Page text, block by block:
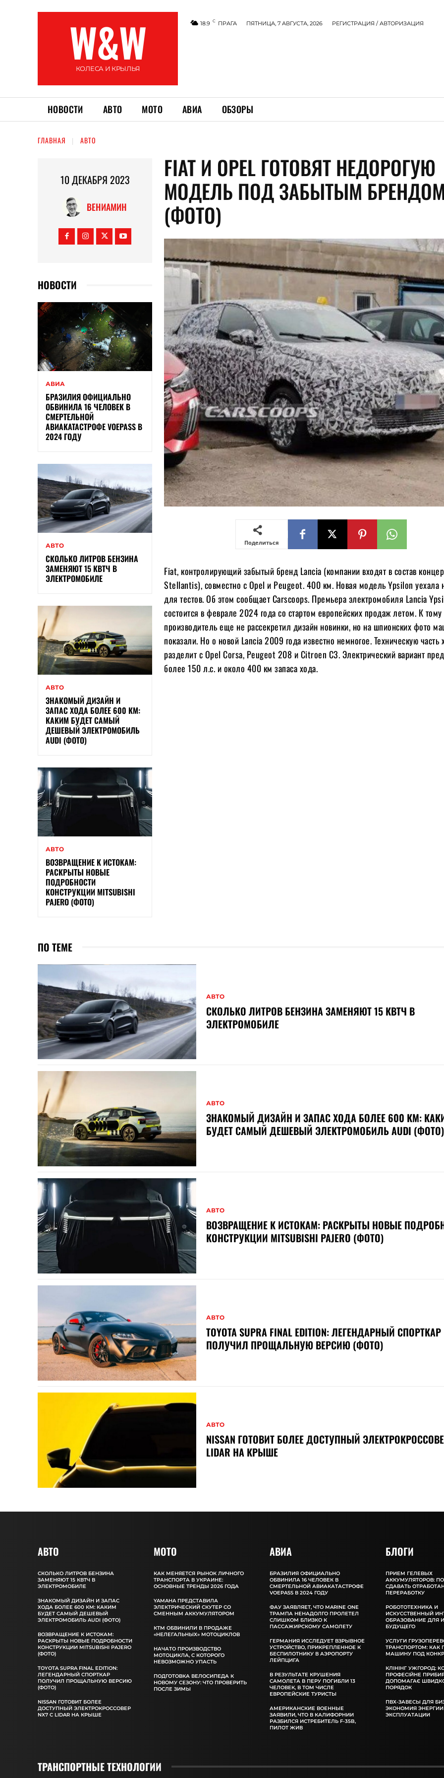
W&W
КОЛЕСА И КРЫЛЬЯ
18.9 C ПРАГА ПЯТНИЦА, 7 АВГУСТА, 2026 РЕГИСТРАЦИЯ / АВТОРИЗАЦИЯ
НОВОСТИ АВТО МОТО АВИА ОБЗОРЫ
ГЛАВНАЯ АВТО
10 ДЕКАБРЯ 2023
ВЕНИАМИН
НОВОСТИ
АВИА
БРАЗИЛИЯ ОФИЦИАЛЬНО
ОБВИНИЛА 16 ЧЕЛОВЕК В
СМЕРТЕЛЬНОЙ
АВИАКАТАСТРОФЕ VOEPASS В
2024 ГОДУ
АВТО
СКОЛЬКО ЛИТРОВ БЕНЗИНА
ЗАМЕНЯЮТ 15 КВТЧ В
ЭЛЕКТРОМОБИЛЕ
АВТО
ЗНАКОМЫЙ ДИЗАЙН И
ЗАПАС ХОДА БОЛЕЕ 600 КМ:
КАКИМ БУДЕТ САМЫЙ
ДЕШЕВЫЙ ЭЛЕКТРОМОБИЛЬ
AUDI (ФОТО)
АВТО
ВОЗВРАЩЕНИЕ К ИСТОКАМ:
РАСКРЫТЫ НОВЫЕ
ПОДРОБНОСТИ
КОНСТРУКЦИИ MITSUBISHI
PAJERO (ФОТО)
FIAT И OPEL ГОТОВЯТ НЕДОРОГУЮ
МОДЕЛЬ ПОД ЗАБЫТЫМ БРЕНДОМ
(ФОТО)
Поделиться
Fiat, контролирующий забытый бренд Lancia (компании входят в состав
Stellantis), совместно с Opel и Peugeot. 400 км. Новая модель Ypsilon уехала
для тестов. Об этом сообщает Carscoops. Премьера электромобиля Lancia
состоится в феврале 2024 года со стартом европейских продаж летом. К
производитель еще не рассекретил дизайн новинки, но на шпионских фото
показали. Но о новой Lancia 2009 года известно немногое. Техническую часть
разделит с Opel Corsa, Peugeot 208 и Citroen C3. Электрический вариант
более 150 л.с. и около 400 км запаса хода.
ПО ТЕМЕ
АВТО
СКОЛЬКО ЛИТРОВ БЕНЗИНА ЗАМЕНЯЮТ 15 КВТЧ В
ЭЛЕКТРОМОБИЛЕ
АВТО
ЗНАКОМЫЙ ДИЗАЙН И ЗАПАС ХОДА БОЛЕЕ 600 КМ:
БУДЕТ САМЫЙ ДЕШЕВЫЙ ЭЛЕКТРОМОБИЛЬ AUDI (ФОТО)
АВТО
ВОЗВРАЩЕНИЕ К ИСТОКАМ: РАСКРЫТЫ НОВЫЕ
КОНСТРУКЦИИ MITSUBISHI PAJERO (ФОТО)
АВТО
TOYOTA SUPRA FINAL EDITION: ЛЕГЕНДАРНЫЙ СПОРТКАР
ПОЛУЧИЛ ПРОЩАЛЬНУЮ ВЕРСИЮ (ФОТО)
АВТО
NISSAN ГОТОВИТ БОЛЕЕ ДОСТУПНЫЙ
LIDAR НА КРЫШЕ
АВТО
СКОЛЬКО ЛИТРОВ БЕНЗИНА
ЗАМЕНЯЮТ 15 КВТЧ В
ЭЛЕКТРОМОБИЛЕ
ЗНАКОМЫЙ ДИЗАЙН И ЗАПАС
ХОДА БОЛЕЕ 600 КМ: КАКИМ
БУДЕТ САМЫЙ ДЕШЕВЫЙ
ЭЛЕКТРОМОБИЛЬ AUDI (ФОТО)
ВОЗВРАЩЕНИЕ К ИСТОКАМ:
РАСКРЫТЫ НОВЫЕ ПОДРОБНОСТИ
КОНСТРУКЦИИ MITSUBISHI PAJERO
(ФОТО)
TOYOTA SUPRA FINAL EDITION:
ЛЕГЕНДАРНЫЙ СПОРТКАР
ПОЛУЧИЛ ПРОЩАЛЬНУЮ ВЕРСИЮ
(ФОТО)
NISSAN ГОТОВИТ БОЛЕЕ
ДОСТУПНЫЙ ЭЛЕКТРОКРОССОВЕР
NX7 С LIDAR НА КРЫШЕ
MOTO
КАК МЕНЯЕТСЯ РЫНОК ЛИЧНОГО
ТРАНСПОРТА В УКРАИНЕ:
ОСНОВНЫЕ ТРЕНДЫ 2026 ГОДА
YAMAHA ПРЕДСТАВИЛА
ЭЛЕКТРИЧЕСКИЙ СКУТЕР СО
СМЕННЫМ АККУМУЛЯТОРОМ
КТМ ОБВИНИЛИ В ПРОДАЖЕ
«НЕЛЕГАЛЬНЫХ» МОТОЦИКЛОВ
НАЧАТО ПРОИЗВОДСТВО
МОТОЦИКЛА, С КОТОРОГО
НЕВОЗМОЖНО УПАСТЬ
ПОДГОТОВКА ВЕЛОСИПЕДА К
НОВОМУ СЕЗОНУ: ЧТО ПРОВЕРИТЬ
ПОСЛЕ ЗИМЫ
АВИА
БРАЗИЛИЯ ОФИЦИАЛЬНО
ОБВИНИЛА 16 ЧЕЛОВЕК В
СМЕРТЕЛЬНОЙ АВИАКАТАСТРОФЕ
VOEPASS В 2024 ГОДУ
ФАУ ЗАЯВЛЯЕТ, ЧТО MARINE ONE
ТРАМПА НЕНАДОЛГО ПРОЛЕТЕЛ
СЛИШКОМ БЛИЗКО К
ПАССАЖИРСКОМУ САМОЛЕТУ
ГЕРМАНИЯ ИССЛЕДУЕТ ВЗРЫВНОЕ
УСТРОЙСТВО, ПРИКРЕПЛЕННОЕ К
БЕСПИЛОТНИКУ В АЭРОПОРТУ
ЛЕЙПЦИГА
В РЕЗУЛЬТАТЕ КРУШЕНИЯ
САМОЛЕТА В ПЕРУ ПОГИБЛИ 13
ЧЕЛОВЕК, В ТОМ ЧИСЛЕ
ЕВРОПЕЙСКИЕ ТУРИСТЫ
АМЕРИКАНСКИЕ ВОЕННЫЕ
ЗАЯВИЛИ, ЧТО В КАЛИФОРНИИ
РАЗБИЛСЯ ИСТРЕБИТЕЛЬ F-35B,
ПИЛОТ ЖИВ
БЛОГИ
ПРИЕМ ГЕЛЕВЫХ
АККУМУЛЯТОРОВ:
СДАВАТЬ
ПЕРЕРАБОТКУ
РОБОТОТЕХНИКА И
ИСКУССТВЕННЫЙ
ОБРАЗОВАНИЕ ДЛЯ
БУДУЩЕГО
УСЛУГИ
ТРАНСПОРТОМ: КАК
МАШИНУ ПОД
КЛІНІНГ УЖГОРОД:
ПРОФЕСІЙНЕ
ДОПОМАГАЄ
ПОРЯДОК
ПВХ-ЗАВЕСЫ ДЛЯ
ЭКОНОМИЯ
ЭКСПЛУАТАЦИИ
ТРАНСПОРТНЫЕ ТЕХНОЛОГИИ